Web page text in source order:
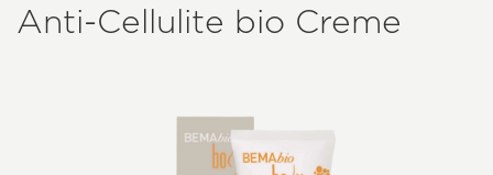
Anti-Cellulite bio Creme